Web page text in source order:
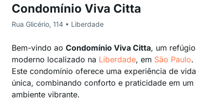
Condomínio Viva Citta
Rua Glicério, 114 • Liberdade
Bem-vindo ao Condomínio Viva Citta, um refúgio
moderno localizado na Liberdade, em São Paulo.
Este condomínio oferece uma experiência de vida
única, combinando conforto e praticidade em um
ambiente vibrante.